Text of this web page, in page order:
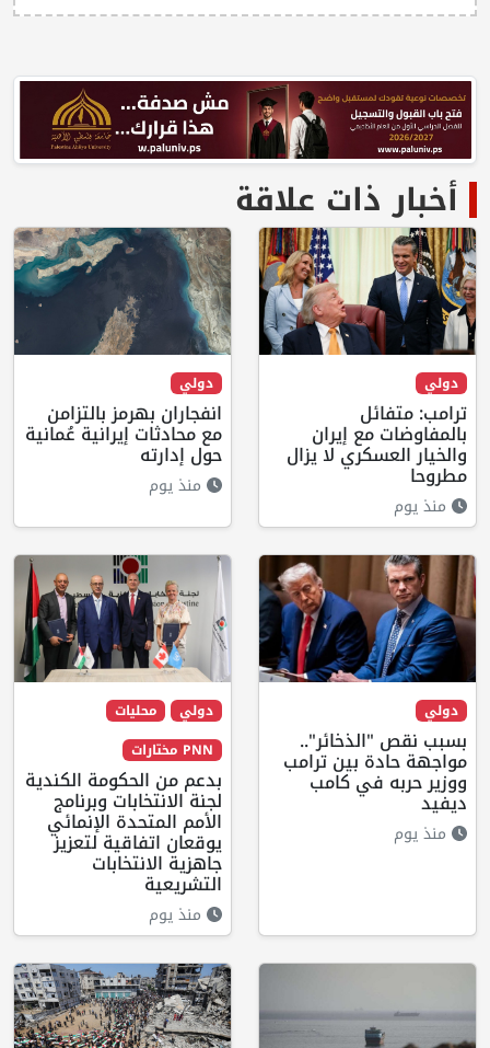
أخبار ذات علاقة
دولي
ترامب: متفائل
بالمفاوضات مع إيران
والخيار العسكري لا يزال
مطروحا
منذ يوم
دولي
انفجاران بهرمز بالتزامن
مع محادثات إيرانية عُمانية
حول إدارته
منذ يوم
دولي
بسبب نقص "الذخائر"..
مواجهة حادة بين ترامب
ووزير حربه في كامب
ديفيد
منذ يوم
دولي
محليات
PNN مختارات
بدعم من الحكومة الكندية
لجنة الانتخابات وبرنامج
الأمم المتحدة الإنمائي
يوقعان اتفاقية لتعزيز
جاهزية الانتخابات
التشريعية
منذ يوم